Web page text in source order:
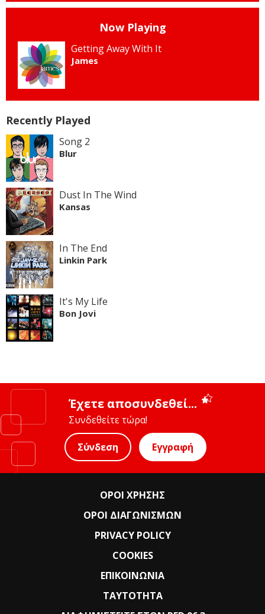
Now Playing
Getting Away With It
James
Recently Played
Song 2
Blur
Dust In The Wind
Kansas
In The End
Linkin Park
It's My Life
Bon Jovi
Έχετε αποσυνδεθεί...
Συνδεθείτε τώρα!
Σύνδεση Εγγραφή
ΟΡΟΙ ΧΡΗΣΗΣ
ΟΡΟΙ ΔΙΑΓΩΝΙΣΜΩΝ
PRIVACY POLICY
COOKIES
ΕΠΙΚΟΙΝΩΝΙΑ
ΤΑΥΤΟΤΗΤΑ